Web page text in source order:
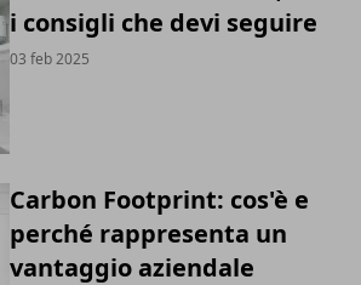
i consigli che devi seguire
03 feb 2025
Carbon Footprint: cos'è e
perché rappresenta un
vantaggio aziendale